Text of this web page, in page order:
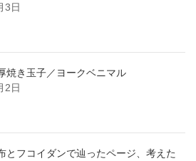
3日
焼き玉子／ヨークベニマル
2日
とフコイダンで辿ったページ、考えた